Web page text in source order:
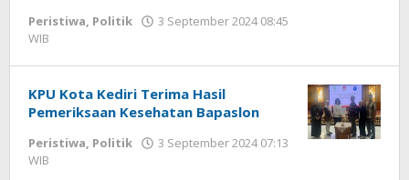
Peristiwa, Politik
3 September 2024 08:45
WIB
KPU Kota Kediri Terima Hasil
Pemeriksaan Kesehatan Bapaslon
Peristiwa, Politik
3 September 2024 07:13
WIB